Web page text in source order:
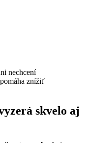
nechcení
znížiť
skvelo aj